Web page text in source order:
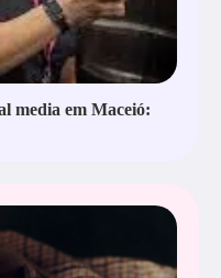
media em Maceió: